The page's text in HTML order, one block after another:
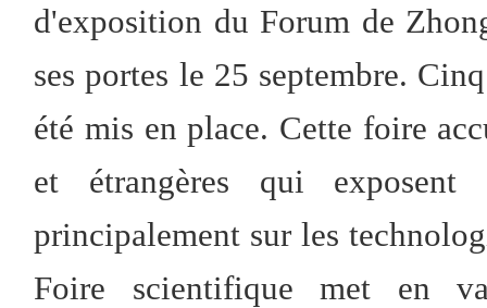
d'exposition du Forum de
ses portes le 25 septembre.
été mis en place. Cette foire
et étrangères qui exposent
principalement sur les
Foire scientifique met en